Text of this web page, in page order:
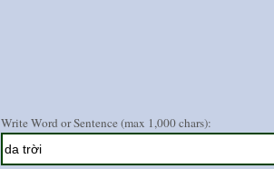
Write Word or Sentence (max 1,000 chars):